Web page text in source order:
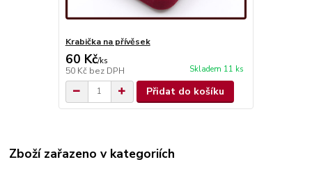
Krabička na přívěsek
60 Kč/ks
50 Kč bez DPH Skladem 11 ks
Přidat do košíku
Zboží zařazeno v kategoriích